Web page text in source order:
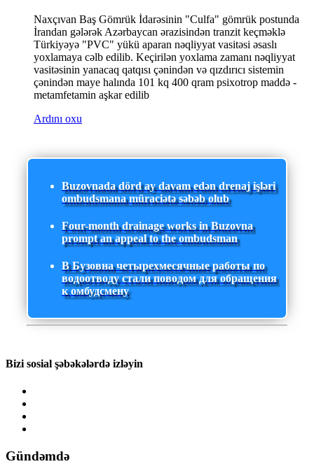
Naxçıvan Baş Gömrük İdarəsinin "Culfa" gömrük postunda
İrandan gələrək Azərbaycan ərazisindən tranzit keçməklə
Türkiyəyə "PVC" yükü aparan nəqliyyat vasitəsi əsaslı
yoxlamaya cəlb edilib. Keçirilən yoxlama zamanı nəqliyyat
vasitəsinin yanacaq qatqısı çənindən və qızdırıcı sistemin
çənindən maye halında 101 kq 400 qram psixotrop maddə -
metamfetamin aşkar edilib
Ardını oxu
Buzovnada dörd ay davam edən drenaj işləri
ombudsmana müraciətə səbəb olub
Four-month drainage works in Buzovna
prompt an appeal to the ombudsman
В Бузовна четырехмесячные работы по
водоотводу стали поводом для обращения
к омбудсмену
Bizi sosial şəbəkələrdə izləyin
Gündəmdə